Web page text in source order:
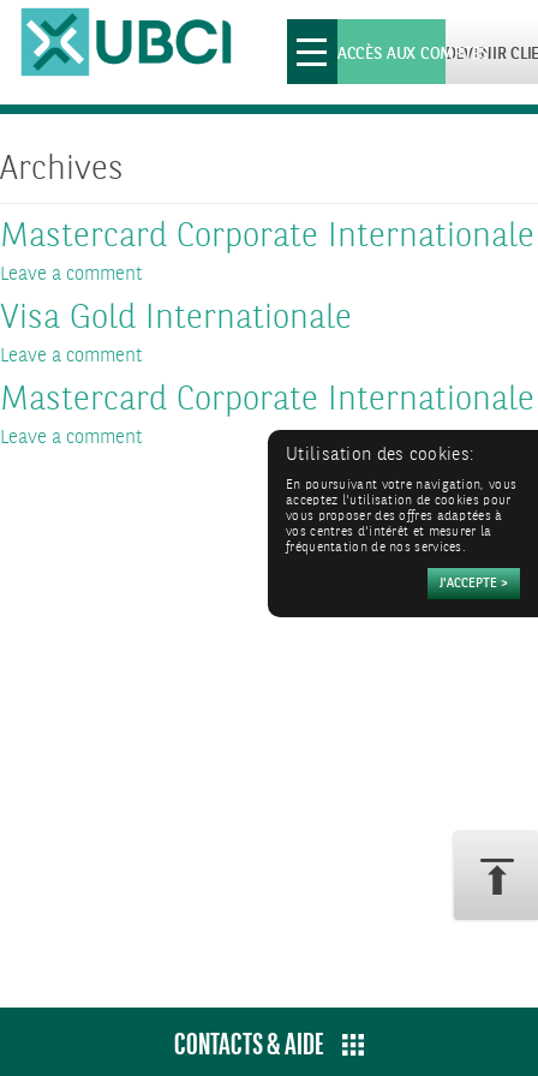
Toggle
navigationDEVENIR
ACCÈS AUX COMPTES
Archives
Mastercard Corporate Internationale
Leave a comment
Visa Gold Internationale
Leave a comment
Mastercard Corporate Internationale
Leave a comment
CONTACTS & AIDE
Utilisation des cookies:
En poursuivant votre navigation, vous
acceptez l'utilisation de cookies pour
vous proposer des offres adaptées à
vos centres d'intérêt et mesurer la
fréquentation de nos services.